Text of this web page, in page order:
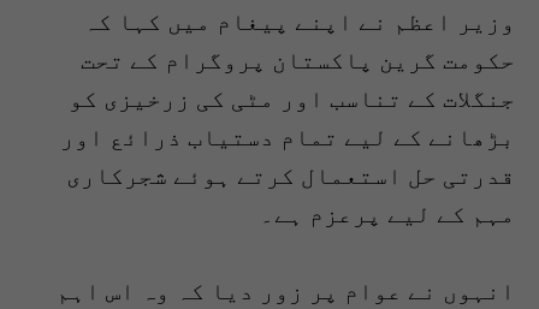
وزیر اعظم نے اپنے پیغام میں کہا کہ
حکومت گرین پاکستان پروگرام کے تحت
جنگلات کے تناسب اور مٹی کی زرخیزی کو
بڑھانے کے لیے تمام دستیاب ذرائع اور
قدرتی حل استعمال کرتے ہوئے شجرکاری
مہم کے لیے پرعزم ہے۔
انہوں نے عوام پر زور دیا کہ وہ اس اہم